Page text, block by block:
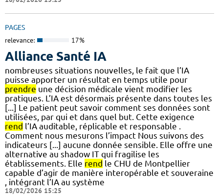
PAGES
relevance: 17%
Alliance Santé IA
nombreuses situations nouvelles, le fait que l’IA
puisse apporter un résultat en temps utile pour
prendre une décision médicale vient modifier les
pratiques. L’IA est désormais présente dans toutes les
[...] Le patient peut savoir comment ses données sont
utilisées, par qui et dans quel but. Cette exigence
rend l’IA auditable, réplicable et responsable .
Comment nous mesurons l’impact Nous suivons des
indicateurs [...] aucune donnée sensible. Elle offre une
alternative au shadow IT qui fragilise les
établissements. Elle rend le CHU de Montpellier
capable d’agir de manière interopérable et souveraine
, intégrant l’IA au système
18/02/2026 15:25